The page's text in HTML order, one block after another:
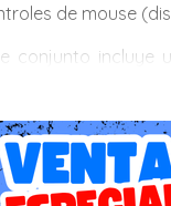
de mouse
conjunto incluye
posible que se